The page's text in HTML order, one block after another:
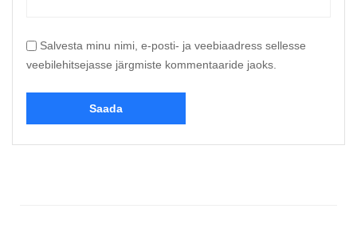
Salvesta minu nimi, e-posti- ja veebiaadress sellesse
veebilehitsejasse järgmiste kommentaaride jaoks.